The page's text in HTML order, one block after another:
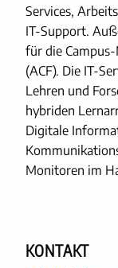
Services,
IT-Support.
für die
(ACF). Die IT-
Lehren und
hybriden
Digitale
Monitoren im
KONTAKT